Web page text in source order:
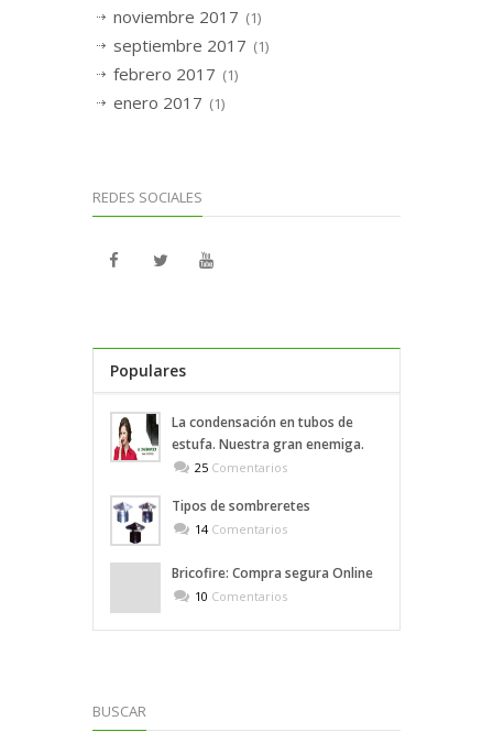
noviembre 2017 (1)
septiembre 2017 (1)
febrero 2017 (1)
enero 2017 (1)
REDES SOCIALES
Populares
RecientesLa condensación en tubos de
estufa. Nuestra gran enemiga.
25Comentarios
Tipos de sombreretes
14Comentarios
Bricofire: Compra segura Online
10 Comentarios
BUSCAR